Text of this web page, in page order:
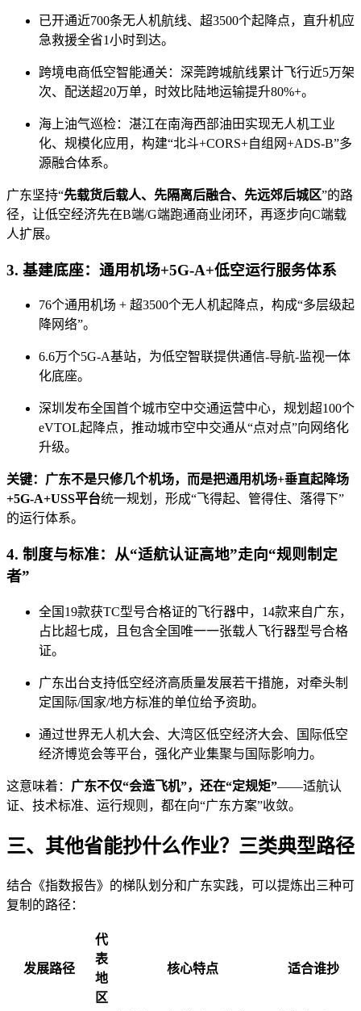
已开通近700条无人机航线、超3500个起降点，直升机应
急救援全省1小时到达。
跨境电商低空智能通关：深莞跨城航线累计飞行近5万架
次、配送超20万单，时效比陆地运输提升80%+。
海上油气巡检：湛江在南海西部油田实现无人机工业
化、规模化应用，构建“北斗+CORS+自组网+ADS-B”多
源融合体系。
广东坚持“先载货后载人、先隔离后融合、先远郊后城区”的路
径，让低空经济先在B端/G端跑通商业闭环，再逐步向C端载
人扩展。
3. 基建底座：通用机场+5G-A+低空运行服务体系
76个通用机场 + 超3500个无人机起降点，构成“多层级起
降网络”。
6.6万个5G-A基站，为低空智联提供通信-导航-监视一体
化底座。
深圳发布全国首个城市空中交通运营中心，规划超100个
eVTOL起降点，推动城市空中交通从“点对点”向网络化
升级。
关键： 广东不是只修几个机场，而是把通用机场+垂直起降场
+5G-A+USS平台统一规划，形成“飞得起、管得住、落得下”
的运行体系。
4. 制度与标准：从“适航认证高地”走向“规则制定
者”
全国19款获TC型号合格证的飞行器中，14款来自广东，
占比超七成，且包含全国唯一一张载人飞行器型号合格
证。
广东出台支持低空经济高质量发展若干措施，对牵头制
定国际/国家/地方标准的单位给予资助。
通过世界无人机大会、大湾区低空经济大会、国际低空
经济博览会等平台，强化产业集聚与国际影响力。
这意味着： 广东不仅“会造飞机”，还在“定规矩”——适航认
证、技术标准、运行规则，都在向“广东方案”收敛。
三、其他省能抄什么作业？三类典型路径
结合《指数报告》的梯队划分和广东实践，可以提炼出三种可
复制的路径：
发展路径
代
表
地
区
核心特点 适合谁抄